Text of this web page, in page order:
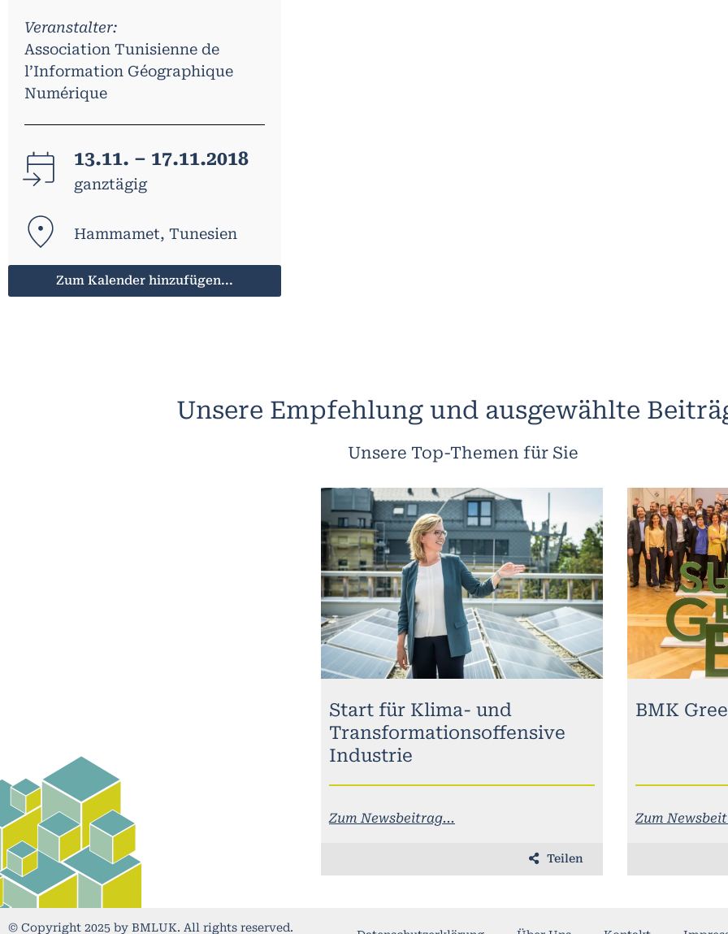
Veranstalter:
Association Tunisienne de
l’Information Géographique
Numérique
13.11. – 17.11.2018
ganztägig
Hammamet, Tunesien
Zum Kalender hinzufügen...
Unsere Empfehlung und ausgewählte
Unsere Top-Themen für Sie
Start für Klima- und
Transformationsoffensive
Industrie
Zum Newsbeitrag...
Teilen
BMK
Zum
© Copyright 2025 by BMLUK. All rights reserved.